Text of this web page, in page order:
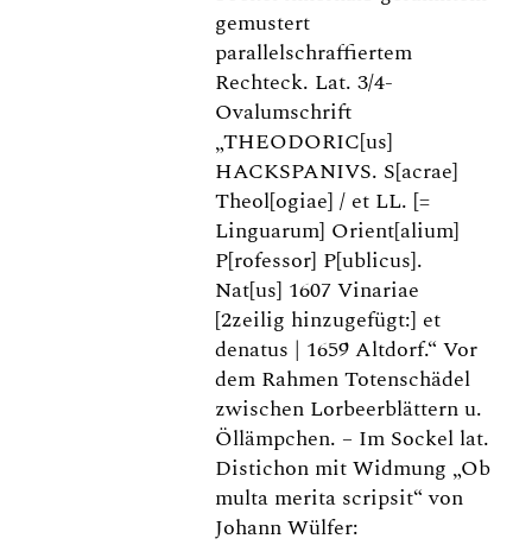
gemustert
parallelschraffiertem
Rechteck. Lat. 3/4-
Ovalumschrift
„THEODORIC[us]
HACKSPANIVS. S[acrae]
Theol[ogiae] / et LL. [=
Linguarum] Orient[alium]
P[rofessor] P[ublicus].
Nat[us] 1607 Vinariae
[2zeilig hinzugefügt:] et
denatus | 1659 Altdorf.“ Vor
dem Rahmen Totenschädel
zwischen Lorbeerblättern u.
Öllämpchen. – Im Sockel lat.
Distichon mit Widmung „Ob
multa merita scripsit“ von
Johann Wülfer: